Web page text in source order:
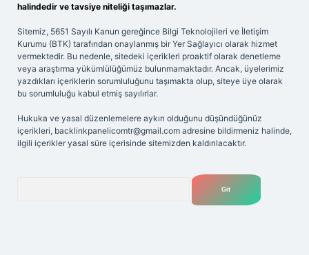
halindedir ve tavsiye niteliği taşımazlar.
Sitemiz, 5651 Sayılı Kanun gereğince Bilgi Teknolojileri ve İletişim
Kurumu (BTK) tarafından onaylanmış bir Yer Sağlayıcı olarak hizmet
vermektedir. Bu nedenle, sitedeki içerikleri proaktif olarak denetleme
veya araştırma yükümlülüğümüz bulunmamaktadır. Ancak, üyelerimiz
yazdıkları içeriklerin sorumluluğunu taşımakta olup, siteye üye olarak
bu sorumluluğu kabul etmiş sayılırlar.
Hukuka ve yasal düzenlemelere aykırı olduğunu düşündüğünüz
içerikleri, backlinkpanelicomtr@gmail.com adresine bildirmeniz halinde,
ilgili içerikler yasal süre içerisinde sitemizden kaldırılacaktır.